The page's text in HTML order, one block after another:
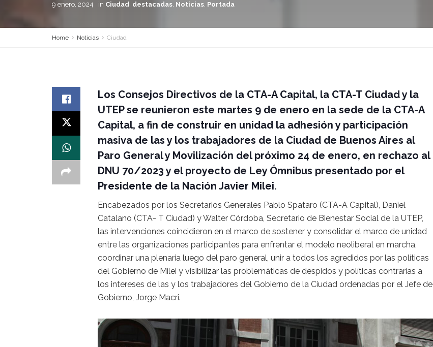
9 enero, 2024 in Ciudad, destacadas, Noticias, Portada
Home Noticias Ciudad
Los Consejos Directivos de la CTA-A Capital, la CTA-T Ciudad y la
UTEP se reunieron este martes 9 de enero en la sede de la CTA-A
Capital, a fin de construir en unidad la adhesión y participación
masiva de las y los trabajadores de la Ciudad de Buenos Aires al
Paro General y Movilización del próximo 24 de enero, en rechazo al
DNU 70/2023 y el proyecto de Ley Ómnibus presentado por el
Presidente de la Nación Javier Milei.
Encabezados por los Secretarios Generales Pablo Spataro (CTA-A Capital), Daniel
Catalano (CTA- T Ciudad) y Walter Córdoba, Secretario de Bienestar Social de la UTEP,
las intervenciones coincidieron en el marco de sostener y consolidar el marco de unidad
entre las organizaciones participantes para enfrentar el modelo neoliberal en marcha,
coordinar una plenaria luego del paro general, unir a todos los agredidos por las políticas
del Gobierno de Milei y visibilizar las problemáticas de despidos y políticas contrarias a
los intereses de las y los trabajadores del Gobierno de la Ciudad ordenadas por el Jefe de
Gobierno, Jorge Macri.